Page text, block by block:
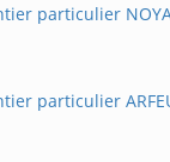
particulier
particulier